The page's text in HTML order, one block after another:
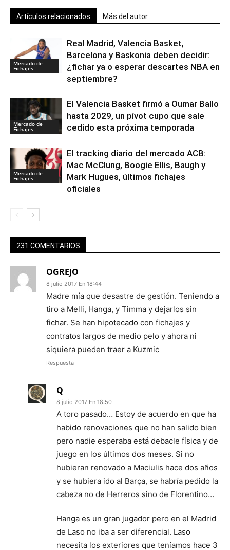
Artículos relacionados Más del autor
Mercado de
Fichajes
Real Madrid, Valencia Basket,
Barcelona y Baskonia deben decidir:
¿fichar ya o esperar descartes NBA en
septiembre?
Mercado de
Fichajes
El Valencia Basket firmó a Oumar Ballo
hasta 2029, un pívot cupo que sale
cedido esta próxima temporada
Mercado de
Fichajes
El tracking diario del mercado ACB:
Mac McClung, Boogie Ellis, Baugh y
Mark Hugues, últimos fichajes
oficiales
231 COMENTARIOS
OGREJO
8 julio 2017 En 18:44
Madre mía que desastre de gestión. Teniendo a
tiro a Melli, Hanga, y Timma y dejarlos sin
fichar. Se han hipotecado con fichajes y
contratos largos de medio pelo y ahora ni
siquiera pueden traer a Kuzmic
Respuesta
Q
8 julio 2017 En 18:50
A toro pasado… Estoy de acuerdo en que ha
habido renovaciones que no han salido bien
pero nadie esperaba está debacle física y de
juego en los últimos dos meses. Si no
hubieran renovado a Maciulis hace dos años
y se hubiera ido al Barça, se habría pedido la
cabeza no de Herreros sino de Florentino…
Hanga es un gran jugador pero en el Madrid
de Laso no iba a ser diferencial. Laso
necesita los exteriores que teníamos hace 3